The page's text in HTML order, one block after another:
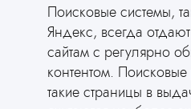
Поисковые системы,
Яндекс, всегда
сайтам с регулярно
контентом.
такие страницы в